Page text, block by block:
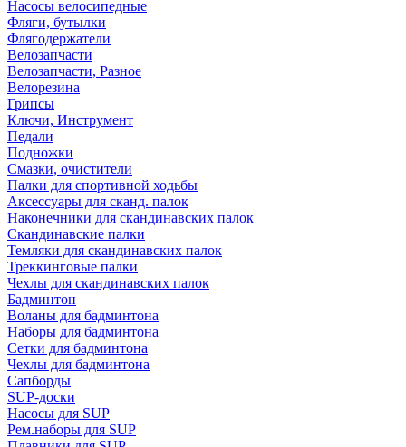
Насосы велосипедные
Фляги, бутылки
Флягодержатели
Велозапчасти
Велозапчасти, Разное
Велорезина
Грипсы
Ключи, Инструмент
Педали
Подножки
Смазки, очистители
Палки для спортивной ходьбы
Аксессуары для сканд. палок
Наконечники для скандинавских палок
Скандинавские палки
Темляки для скандинавских палок
Треккинговые палки
Чехлы для скандинавских палок
Бадминтон
Воланы для бадминтона
Наборы для бадминтона
Сетки для бадминтона
Чехлы для бадминтона
Сапборды
SUP-доски
Насосы для SUP
Рем.наборы для SUP